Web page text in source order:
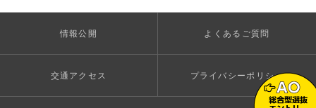
情報公開 よくあるご質問
交通アクセス プライバシーポリシー